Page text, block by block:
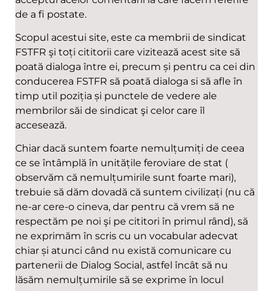
de a fi postate.
Scopul acestui site, este ca membrii de sindicat
FSTFR şi toți cititorii care vizitează acest site să
poată dialoga între ei, precum și pentru ca cei din
conducerea FSTFR să poată dialoga si să afle în
timp util poziția și punctele de vedere ale
membrilor săi de sindicat şi celor care îl
accesează.
Chiar dacă suntem foarte nemulțumiți de ceea
ce se întâmplă în unitățile feroviare de stat (
observăm că nemulțumirile sunt foarte mari),
trebuie să dăm dovadă că suntem civilizați (nu că
ne-ar cere-o cineva, dar pentru că vrem să ne
respectăm pe noi şi pe cititori în primul rând), să
ne exprimăm în scris cu un vocabular adecvat
chiar și atunci când nu există comunicare cu
partenerii de Dialog Social, astfel încât să nu
lăsăm nemulțumirile să se exprime în locul